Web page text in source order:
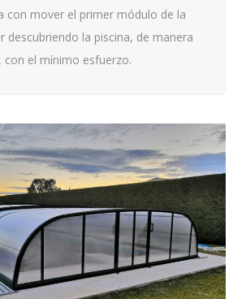
con mover el primer módulo de la
descubriendo la piscina, de manera
el mínimo esfuerzo.